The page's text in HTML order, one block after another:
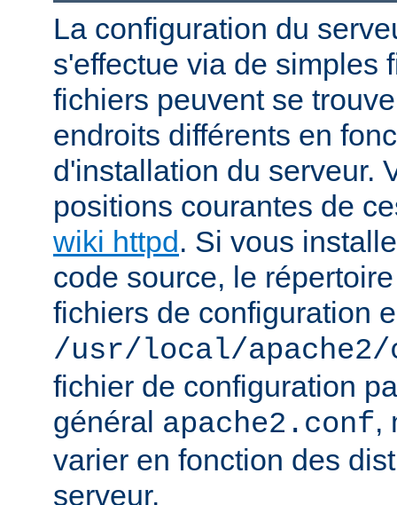
La configuration du
s'effectue via de simples
fichiers peuvent se
endroits différents en
d'installation du serveur.
positions courantes de
wiki httpd . Si vous
code source, le
fichiers de configuration
/usr/local/apache2/
fichier de configuration
général apache2.conf,
varier en fonction des
serveur.